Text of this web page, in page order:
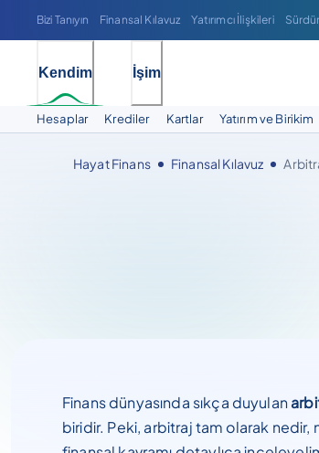
Bizi Tanıyın Finansal Kılavuz Yatırımcı İlişkileri
Kendim İşim
Hesaplar Krediler Kartlar Yatırım ve Birikim
Hayat Finans Finansal Kılavuz
Finans dünyasında sıkça duyulan
biridir. Peki, arbitraj tam olarak nedir,